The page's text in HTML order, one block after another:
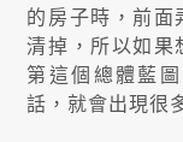
的房子時，前面
清掉，所以如果
第這個總體藍
話，就會出現很